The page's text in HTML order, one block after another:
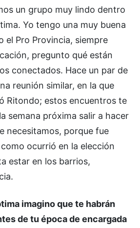
un grupo muy lindo dentro
Yo tengo una muy buena
el Pro Provincia, siempre
pregunto qué están
conectados. Hace un par de
reunión similar, en la que
Ritondo; estos encuentros te
semana próxima salir a hacer
necesitamos, porque fue
ocurrió en la elección
estar en los barrios,
imagino que te habrán
de tu época de encargada